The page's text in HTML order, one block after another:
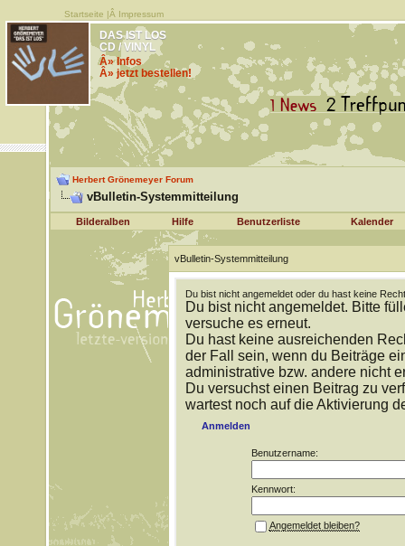
Startseite |Â Impressum
DAS IST LOS
CD / VINYL
Â» Infos
Â» jetzt bestellen!
Herbert Grönemeyer Forum
vBulletin-Systemmitteilung
Bilderalben Hilfe Benutzerliste Kalender
vBulletin-Systemmitteilung
Du bist nicht angemeldet oder du hast keine
Du bist nicht angemeldet. Bitte
versuche es erneut.
Du hast keine ausreichenden
der Fall sein, wenn du Beiträge
administrative bzw. andere nicht
Du versuchst einen Beitrag zu
wartest noch auf die Aktivierung
Anmelden
Benutzername:
Kennwort:
Angemeldet bleiben?